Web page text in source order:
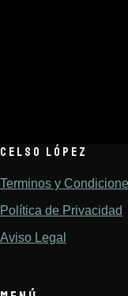
CELSO LÓPEZ
Terminos y
Política de Privacidad
Aviso Legal